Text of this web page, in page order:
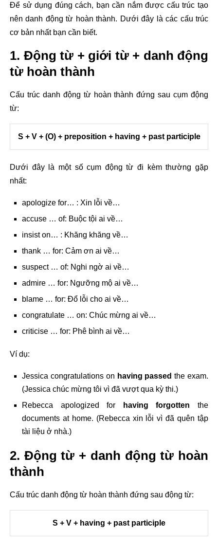
Để sử dụng đúng cách, bạn cần nắm được cấu trúc tạo
nên danh động từ hoàn thành. Dưới đây là các cấu trúc
cơ bản nhất bạn cần biết.
1. Động từ + giới từ + danh động
từ hoàn thành
Cấu trúc danh động từ hoàn thành đứng saucụm động
từ:
S + V + (O) + preposition + having + past participle
Dưới đây là một số cụm động từ đi kèm thường gặp
nhất:
apologize for… : Xin lỗi về…
accuse … of: Buộc tội ai về…
insist on… : Khăng khăng về…
thank … for: Cảm ơn ai về…
suspect … of: Nghi ngờ ai về…
admire … for: Ngưỡng mộ ai về…
blame … for: Đổ lỗi cho ai về…
congratulate … on: Chúc mừng ai về…
criticise … for: Phê bình ai về…
Ví dụ:
Jessica congratulations on having passedthe exam.
(Jessica chúc mừng tôi vì đã vượt qua kỳ thi.)
Rebecca apologized for
having forgotten the
documents at home. (Rebecca xin lỗi vì đã quên tập
tài liệu ở nhà.)
2. Động từ + danh động từ hoàn
thành
Cấu trúc danh động từ hoàn thành đứng sau động từ:
S + V + having + past participle